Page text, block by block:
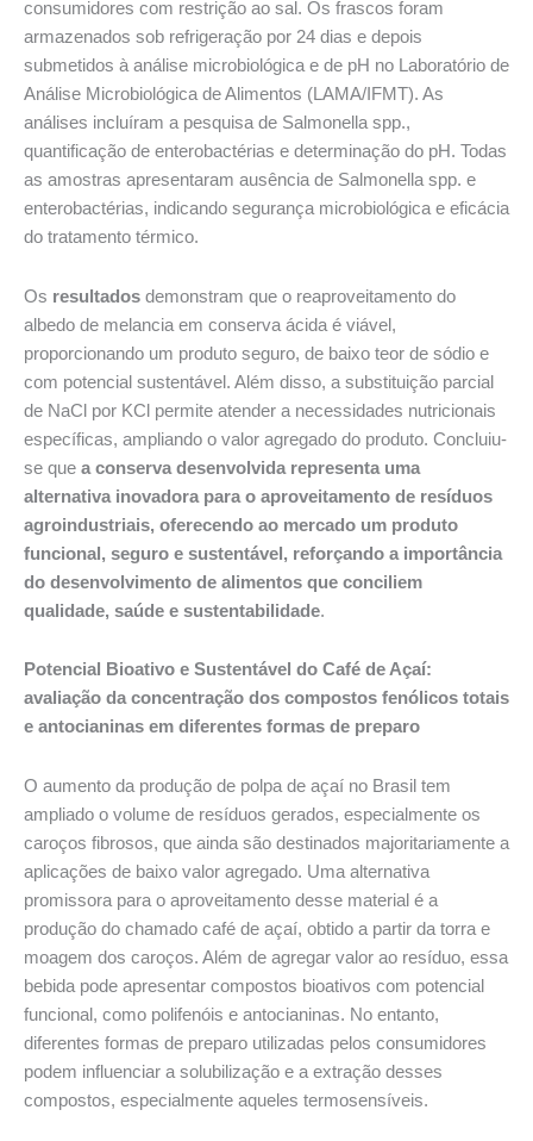
consumidores com restrição ao sal. Os frascos foram
armazenados sob refrigeração por 24 dias e depois
submetidos à análise microbiológica e de pH no Laboratório de
Análise Microbiológica de Alimentos (LAMA/IFMT). As
análises incluíram a pesquisa de Salmonella spp.,
quantificação de enterobactérias e determinação do pH. Todas
as amostras apresentaram ausência de Salmonella spp. e
enterobactérias, indicando segurança microbiológica e eficácia
do tratamento térmico.
Os resultados demonstram que o reaproveitamento do
albedo de melancia em conserva ácida é viável,
proporcionando um produto seguro, de baixo teor de sódio e
com potencial sustentável. Além disso, a substituição parcial
de NaCl por KCl permite atender a necessidades nutricionais
específicas, ampliando o valor agregado do produto. Concluiu-
se que a conserva desenvolvida representa uma
alternativa inovadora para o aproveitamento de resíduos
agroindustriais, oferecendo ao mercado um produto
funcional, seguro e sustentável, reforçando a importância
do desenvolvimento de alimentos que conciliem
qualidade, saúde e sustentabilidade.
Potencial Bioativo e Sustentável do Café de Açaí:
avaliação da concentração dos compostos fenólicos totais
e antocianinas em diferentes formas de preparo
O aumento da produção de polpa de açaí no Brasil tem
ampliado o volume de resíduos gerados, especialmente os
caroços fibrosos, que ainda são destinados majoritariamente a
aplicações de baixo valor agregado. Uma alternativa
promissora para o aproveitamento desse material é a
produção do chamado café de açaí, obtido a partir da torra e
moagem dos caroços. Além de agregar valor ao resíduo, essa
bebida pode apresentar compostos bioativos com potencial
funcional, como polifenóis e antocianinas. No entanto,
diferentes formas de preparo utilizadas pelos consumidores
podem influenciar a solubilização e a extração desses
compostos, especialmente aqueles termosensíveis.